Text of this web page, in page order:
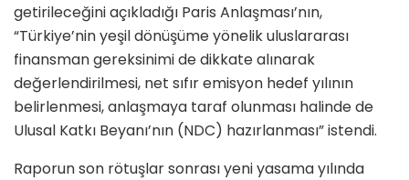
getirileceğini açıkladığı Paris Anlaşması’nın,
“Türkiye’nin yeşil dönüşüme yönelik uluslararası
finansman gereksinimi de dikkate alınarak
değerlendirilmesi, net sıfır emisyon hedef yılının
belirlenmesi, anlaşmaya taraf olunması halinde de
Ulusal Katkı Beyanı’nın (NDC) hazırlanması” istendi.
Raporun son rötuşlar sonrası yeni yasama yılında